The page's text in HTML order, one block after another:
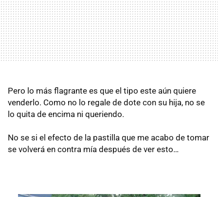
Pero lo más flagrante es que el tipo este aún quiere
venderlo. Como no lo regale de dote con su hija, no se
lo quita de encima ni queriendo.
No se si el efecto de la pastilla que me acabo de tomar
se volverá en contra mía después de ver esto…